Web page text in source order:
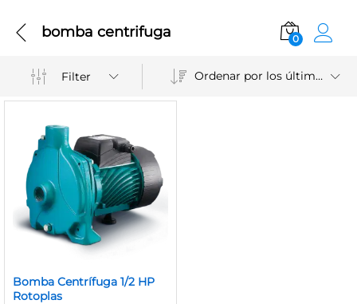
bomba centrifuga 0
Filter Ordenar por los últimos
Bomba Centrífuga 1/2 HP
Rotoplas